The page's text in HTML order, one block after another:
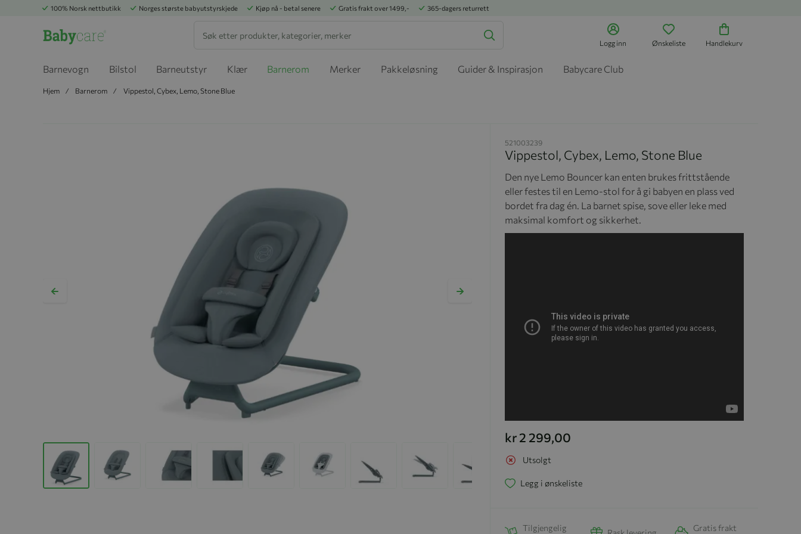
100% Norsk nettbutikk Norges største babyutstyrskjede Kjøp nå - betal senere Gratis frakt over 1499,- 365-dagers returrett
Logg inn Ønskeliste Handlekurv
Barnevogn Bilstol Barneutstyr Klær Barnerom Merker Pakkeløsning Guider & Inspirasjon Babycare Club
Hjem Barnerom Vippestol, Cybex, Lemo, Stone Blue
521003239
Vippestol, Cybex, Lemo, Stone Blue
Den nye Lemo Bouncer kan enten brukes frittstående
eller festes til en Lemo-stol for å gi babyen en plass ved
bordet fra dag én. La barnet spise, sove eller leke med
maksimal komfort og sikkerhet.
kr 2 299,00
Utsolgt
Legg i ønskeliste
Tilgjengelig
Gratis frakt